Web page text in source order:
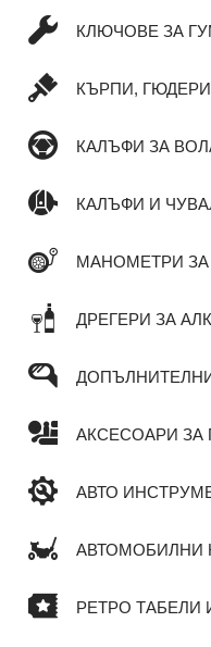
КЛЮЧОВЕ ЗА
КЪРПИ,
КАЛЪФИ ЗА
КАЛЪФИ И
МАНОМЕТРИ ЗА
ДРЕГЕРИ ЗА
АКСЕСОАРИ ЗА
АВТО
АВТОМОБИЛНИ
РЕТРО ТАБЕЛИ